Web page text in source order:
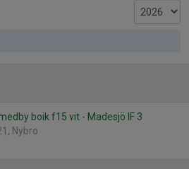
boik f15 vit - Madesjö IF 3
Nybro